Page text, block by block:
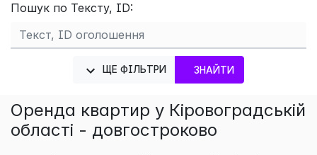
Пошук по Тексту, ID:
ЩЕ ФІЛЬТРИ ЗНАЙТИ
Оренда квартир у Кіровоградській
області - довгостроково